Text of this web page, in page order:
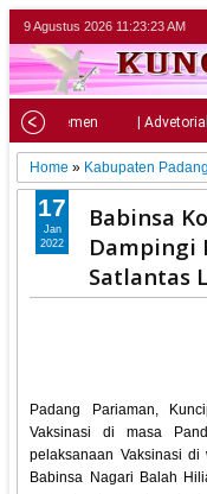
9 Agustus 2026 11:23:25 AM
| Parlemen | Advetorial
Home » Kabupaten
Babinsa
Dampingi
Satlantas
Padang Pariaman,
Vaksinasi di masa
pelaksanaan Vaksinasi di
Babinsa Nagari Balah
17
Jan
2022